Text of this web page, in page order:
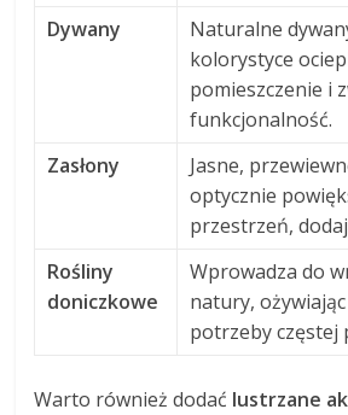
Dywany
Naturalne
kolorystyce
pomieszczenie i
funkcjonalność.
Zasłony
Jasne,
optycznie
przestrzeń,
Rośliny
doniczkowe
Wprowadza do
natury,
potrzeby częstej
Warto również dodać lustrzane